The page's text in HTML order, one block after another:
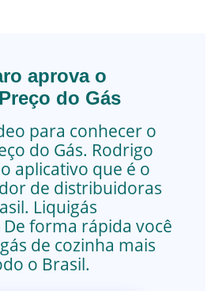
aprova o
do Gás
para conhecer o
do Gás. Rodrigo
aplicativo que é o
de distribuidoras
Liquigás
De forma rápida você
de cozinha mais
o Brasil.